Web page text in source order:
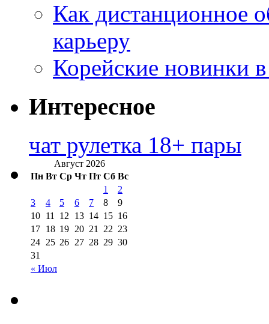
Как дистанционное
карьеру
Корейские новинки
Интересное
чат рулетка 18+ пары
Август 2026
Пн Вт Ср Чт Пт Сб Вс
« Июл
1
2
3
4 5 6 7 8
9
10 11 12 13 14 15 16
17 18 19 20 21 22 23
24 25 26 27 28 29 30
31